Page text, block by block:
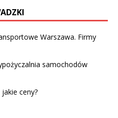
Warszawa. Firmy
samochodów
ceny?